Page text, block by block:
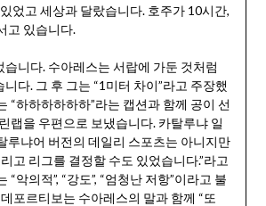
었고 세상과 달랐습니다. 호주가 10시간,
고 있습니다.
니다. 수아레스는 서랍에 가둔 것처럼
다. 그 후 그는 “1미터 차이”라고 주장했
“하하하하하하”라는 캡션과 함께 공이 선
랩을 우편으로 보냈습니다. 카탈루냐 일
루냐어 버전의 데일리 스포츠는 아니지만
고 리그를 결정할 수도 있었습니다.”라고
“악의적”, “강도”, “엄청난 저항”이라고 불
포르티보는 수아레스의 말과 함께 “또